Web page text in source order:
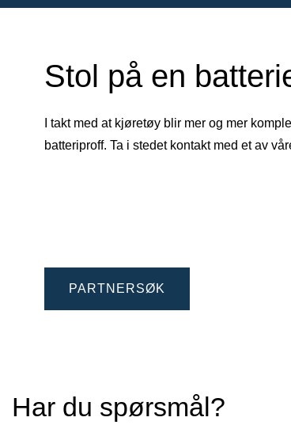
Stol på en
I takt med at kjøretøy blir mer og mer
batteriproff. Ta i stedet kontakt med et av
PARTNERSØK
Har du spørsmål?